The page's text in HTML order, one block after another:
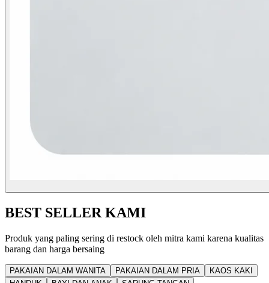
BEST SELLER KAMI
Produk yang paling sering di restock oleh mitra kami karena kualitas
barang dan harga bersaing
PAKAIAN DALAM WANITA PAKAIAN DALAM PRIA
KAOS KAKI